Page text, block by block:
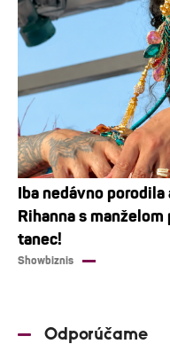
Iba nedávno
Rihanna s
tanec!
Showbiznis
Odporúčame